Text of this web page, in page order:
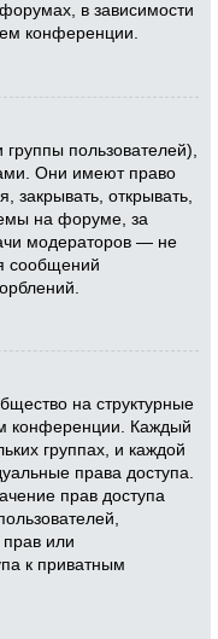
в зависимости
конференции.
пользователей),
Они имеют право
закрывать, открывать,
на форуме, за
модераторов — не
сообщений
на структурные
конференции. Каждый
группах, и каждой
права доступа.
прав доступа
или
к приватным